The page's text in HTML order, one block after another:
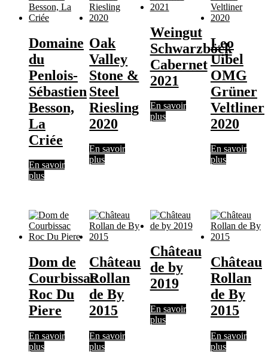
Domaine
du
Penlois-
Sébastien
Besson,
La
Criée
En savoir
plus
Oak
Valley
Stone &
Steel
Riesling
2020
En savoir
plus
Weingut
Schwarzböck
Cabernet
2021
En savoir
plus
Leo
Uibel
OMG
Grüner
Veltliner
2020
En savoir
plus
Dom de
Courbissac
Roc Du
Piere
En savoir
plus
Château
Rollan
de By
2015
En savoir
plus
Château
de by
2019
En savoir
plus
Château
Rollan
de By
2015
En savoir
plus